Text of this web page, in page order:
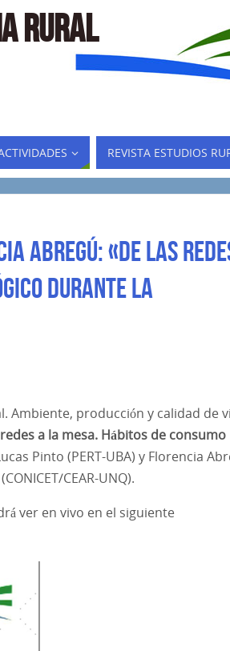
RURAL
REVISTA ESTUDIOS
Abregú: «De las
durante la
Ambiente, producción y calidad de
a la mesa. Hábitos de consumo
Pinto (PERT-UBA) y Florencia
CEAR-UNQ).
ver en vivo en el siguiente